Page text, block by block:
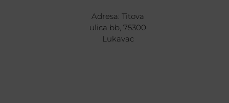
Adresa: Titova
ulica bb, 75300
Lukavac